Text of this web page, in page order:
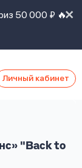
50 000 ₽ 🔥
Личный кабинет
"Back to